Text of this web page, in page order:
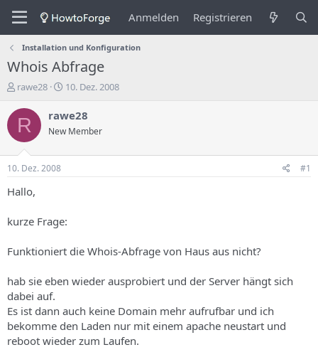
Anmelden Registrieren
Installation und Konfiguration
Whois Abfrage
E
s
e
e
r
s
h
m
a
s
rawe28
E
s
e
d
t
m
10. Dez. 2008
R rawe28
New Member
10. Dez. 2008 #1
Hallo,
kurze Frage:
Funktioniert die Whois-Abfrage von Haus aus nicht?
hab sie eben wieder ausprobiert und der Server hängt sich
dabei auf.
Es ist dann auch keine Domain mehr aufrufbar und ich
bekomme den Laden nur mit einem apache neustart und
reboot wieder zum Laufen.